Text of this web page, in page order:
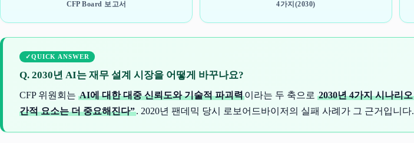
CFP Board 보고서 4가지(2030)
QUICK ANSWER
Q. 2030년 AI는 재무 설계 시장을 어떻게 바꾸나요?
CFP 위원회는 AI에 대한 대중 신뢰도와 기술적 파괴력이라는 두 축으로 2030년 4가지 시나리오
간적 요소는 더 중요해진다”. 2020년 팬데믹 당시 로보어드바이저의 실패 사례가 그 근거입니다.